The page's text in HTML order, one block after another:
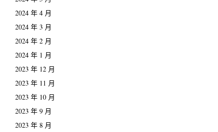
2024 年 4 月
2024 年 3 月
2024 年 2 月
2024 年 1 月
2023 年 12 月
2023 年 11 月
2023 年 10 月
2023 年 9 月
2023 年 8 月